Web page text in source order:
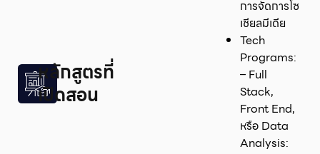
หลักสูตรที่
เปิดสอน
การจัดการโซ
เชียลมีเดีย
Tech
Programs:
– Full
Stack,
Front End,
หรือ Data
Analysis: